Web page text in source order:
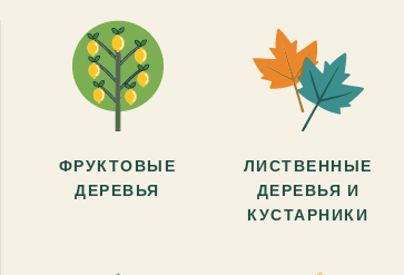
ФРУКТОВЫЕ
ДЕРЕВЬЯ
ЛИСТВЕННЫЕ
ДЕРЕВЬЯ И
КУСТАРНИКИ